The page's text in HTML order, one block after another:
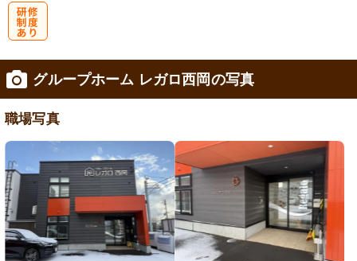
グループホーム レガロ西岡の写真
職場写真